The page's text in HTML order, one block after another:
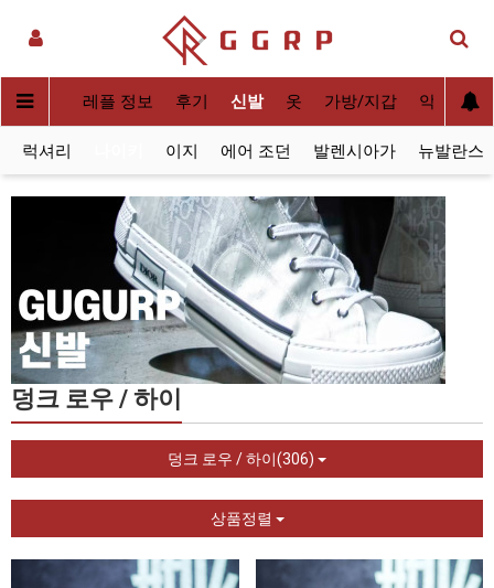
사[QC] 레플 정보 후기 신발 옷 가방/지갑 악세사리
럭셔리 이지 에어 조던 발렌시아가 뉴발란스
덩크 로우 / 하이
덩크 로우 / 하이(306)
상품정렬